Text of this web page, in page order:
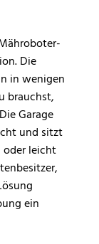
Die
in wenigen
brauchst,
Garage
und sitzt
leicht
ein